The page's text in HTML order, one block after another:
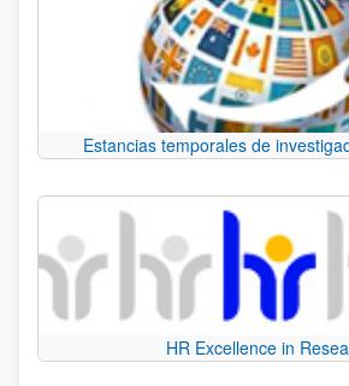
Estancias temporales de
HR Excellence in